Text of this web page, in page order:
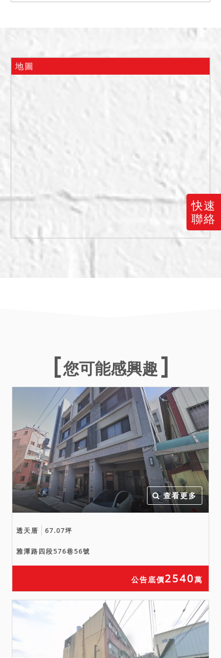
快速
聯絡
易之特殊情事等項。債務人
權人陳報債務人有簽立同意
書切結「供擔保之不動產絕
無出租或被第三人占有情
事」，債權人主張債務人之
女兒為債務人之占有輔助
人，故本件不動產拍定後點
二、依鑑價報告所示，本件
不動產為華廈，社區名為
「景上景二期」，有設置管
理室，依現場觀察社區建物
三、本件執行標的有建物，
嚴重漏水、火災受損、建物
以調查後，尚未發現有上開
影響交易價格之情形。惟鑑
於司法資源有限，縱經法院
以通常方式予以調查，仍難
保證絕無上情，此部分請投
標人斟酌，自行查明注意，
拍定後均不得以此為由聲請
減少價金或聲請撤銷拍定。
備註
一、上開不動產2宗合併拍
賣，請投標人分別出價。
二、拍賣最低價額合計新台
2,208,000元。
定，拍定後均塗銷。
五、本件拍賣以建物現況拍
賣，當事人及拍定人均不得
以面積不符，請求增減價
金。
六、依都市計畫土地使用分
地圖
您可能感興趣
查看更多
透天厝 67.07坪
雅潭路四段576巷56號
公告底價2540萬